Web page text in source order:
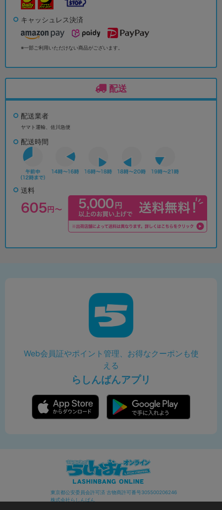
キャッシュレス決済
※一部ご利用いただけない商品がございます。
配送
配送業者
ヤマト運輸、佐川急便
配送時間
送料
Web会員証やポイント管理、お得なクーポンも使
える
らしんばんアプリ
東京都公安委員会許可済 古物商許可番号305500206246
株式会社らしんばん